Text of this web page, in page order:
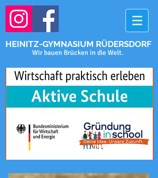
HEINITZ-GYMNASIUM RÜDERSDORF
Wir bauen Brücken in die Welt.